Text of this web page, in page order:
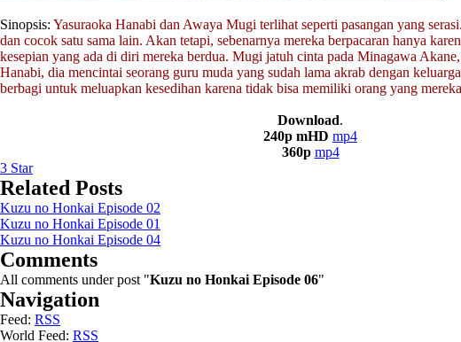
Sinopsis: Yasuraoka Hanabi dan Awaya Mugi terlihat seperti pasangan yang
dan cocok satu sama lain. Akan tetapi, sebenarnya mereka berpacaran hanya
kesepian yang ada di diri mereka berdua. Mugi jatuh cinta pada Minagawa
Hanabi, dia mencintai seorang guru muda yang sudah lama akrab dengan
berbagi untuk meluapkan kesedihan karena tidak bisa memiliki orang yang
Download.
240p mHD mp4
360p mp4
3 Star
Related Posts
Kuzu no Honkai Episode 02
Kuzu no Honkai Episode 01
Kuzu no Honkai Episode 04
Comments
All comments under post "Kuzu no Honkai Episode 06"
Navigation
Feed: RSS
World Feed: RSS